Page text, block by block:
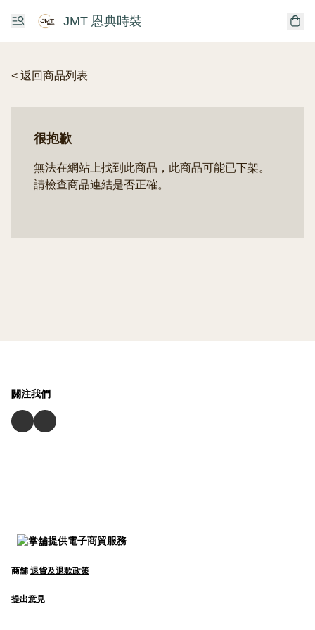
JMT 恩典時裝
< 返回商品列表
很抱歉
無法在網站上找到此商品，此商品可能已下架。
請檢查商品連結是否正確。
關注我們
提供電子商貿服務
商舖 退貨及退款政策
提出意見